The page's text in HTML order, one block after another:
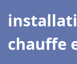
chauffe